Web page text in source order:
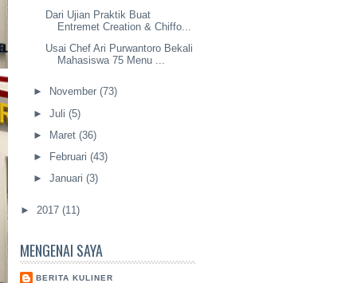
Dari Ujian Praktik Buat
Entremet Creation & Chiffo...
Usai Chef Ari Purwantoro Bekali
Mahasiswa 75 Menu ...
► November (73)
► Juli (5)
►
Maret (36)
►
Februari (43)
► Januari (3)
► 2017 (11)
MENGENAI SAYA
BERITA KULINER